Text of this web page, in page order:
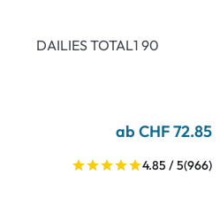
DAILIES TOTAL1 90
ab CHF 72.85
4.85 / 5(966)